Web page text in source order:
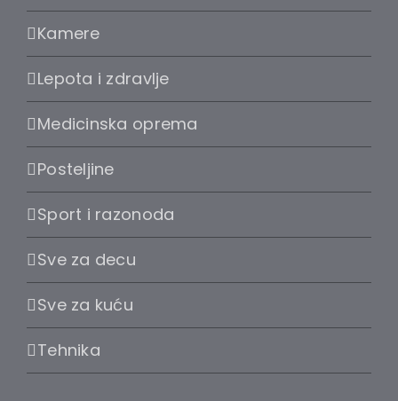
Kamere
Lepota i zdravlje
Medicinska oprema
Posteljine
Sport i razonoda
Sve za decu
Sve za kuću
Tehnika